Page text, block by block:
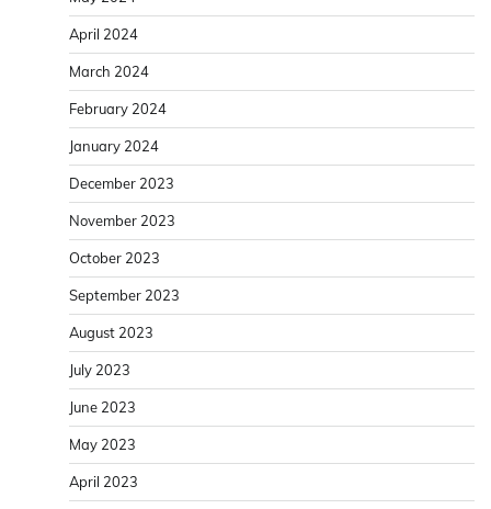
April 2024
March 2024
February 2024
January 2024
December 2023
November 2023
October 2023
September 2023
August 2023
July 2023
June 2023
May 2023
April 2023